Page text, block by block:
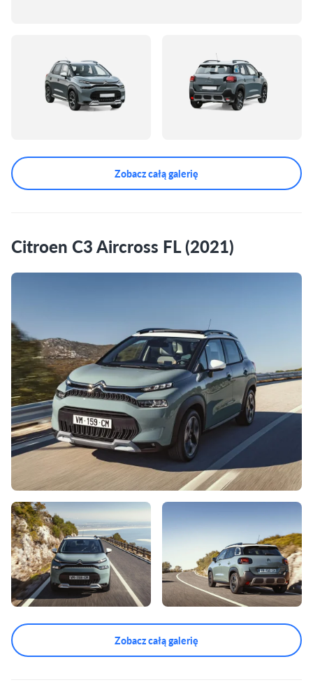
Zobacz całą galerię
Citroen C3 Aircross FL (2021)
Zobacz całą galerię